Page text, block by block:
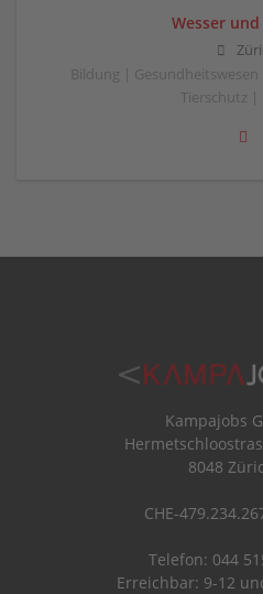
Wesser
Bildung |
Tierschutz |
Kampajobs
8048
CHE-
Telefon: 044
Erreichbar: 9-12